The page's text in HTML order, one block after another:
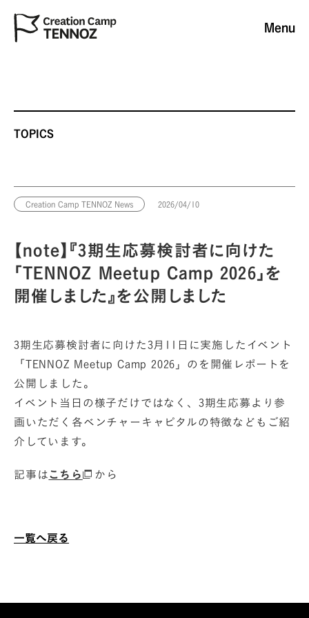
Menu
TOPICS
Creation Camp TENNOZ News 2026/04/10
【note】『3期生応募検討者に向けた
「TENNOZ Meetup Camp 2026」を
開催しました』を公開しました
3期生応募検討者に向けた3月11日に実施したイベント
「TENNOZ Meetup Camp 2026」のを開催レポートを
公開しました。
イベント当日の様子だけではなく、3期生応募より参
画いただく各ベンチャーキャピタルの特徴などもご紹
介しています。
記事は こちら から
一覧へ戻る